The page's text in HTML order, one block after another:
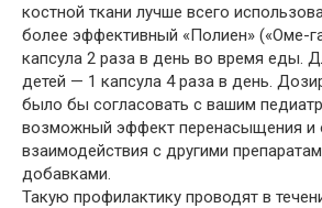
костной ткани лучше всего
более эффективный «Полиен» («Оме-
капсула 2 раза в день во время еды.
детей — 1 капсула 4 раза в день.
было бы согласовать с вашим
возможный эффект перенасыщения и
взаимодействия с другими
добавками.
Такую профилактику проводят в